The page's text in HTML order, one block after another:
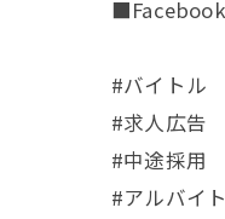
#バイトル
#求人広告
#中途採用
#アルバイ